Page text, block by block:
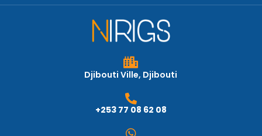
Djibouti Ville, Djibouti
+253 77 08 62 08